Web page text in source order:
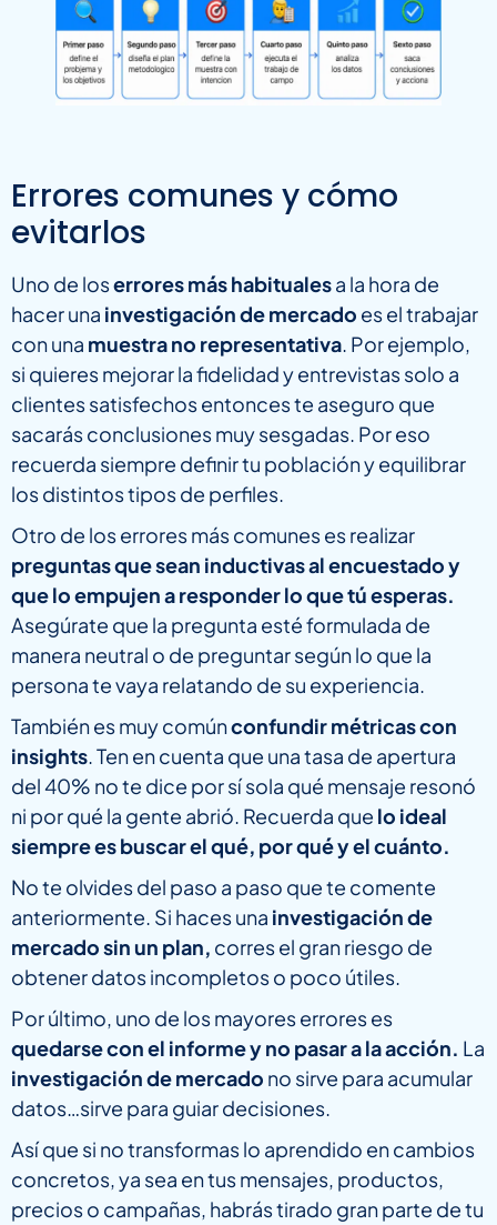
Errores comunes y cómo
evitarlos
Uno de loserrores más habitualesa la hora de
hacer una investigación de mercado es el trabajar
con una muestra no representativa. Por ejemplo,
si quieres mejorar la fidelidad y entrevistas solo a
clientes satisfechos entonces te aseguro que
sacarás conclusiones muy sesgadas. Por eso
recuerda siempre definir tu población y equilibrar
los distintos tipos de perfiles.
Otro de los errores más comunes es realizar
preguntas que sean inductivas al encuestado y
que lo empujen a responder lo que tú esperas.
Asegúrate que la pregunta esté formulada de
manera neutral o de preguntar según lo que la
persona te vaya relatando de su experiencia.
También es muy comúnconfundir métricas con
insights. Ten en cuenta que una tasa de apertura
del 40% no te dice por sí sola qué mensaje resonó
ni por qué la gente abrió. Recuerda que lo ideal
siempre es buscar el qué, por qué y el cuánto.
No te olvides del paso a paso que te comente
anteriormente. Si haces una investigación de
mercado sin un plan, corres el gran riesgo de
obtener datos incompletos o poco útiles.
Por último, uno de los mayores errores es
quedarse con el informe y no pasar a la acción. La
investigación de mercado no sirve para acumular
datos…sirve para guiar decisiones.
Así que si no transformas lo aprendido en cambios
concretos, ya sea en tus mensajes, productos,
precios o campañas, habrás tirado gran parte de tu